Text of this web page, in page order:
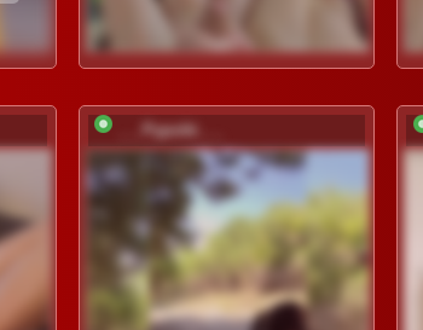
___Pypsiki___